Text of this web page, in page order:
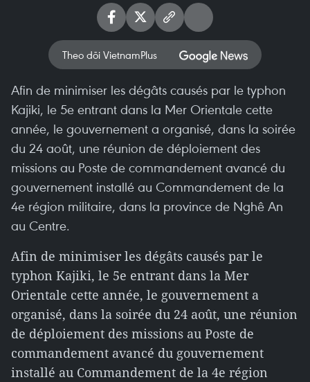
Theo dõi VietnamPlus
Afin de minimiser les dégâts causés par le typhon
Kajiki, le 5e entrant dans la Mer Orientale cette
année, le gouvernement a organisé, dans la soirée
du 24 août, une réunion de déploiement des
missions au Poste de commandement avancé du
gouvernement installé au Commandement de la
4e région militaire, dans la province de Nghê An
au Centre.
Afin de minimiser les dégâts causés par le
typhon Kajiki, le 5e entrant dans la Mer
Orientale cette année, le gouvernement a
organisé, dans la soirée du 24 août, une réunion
de déploiement des missions au Poste de
commandement avancé du gouvernement
installé au Commandement de la 4e région